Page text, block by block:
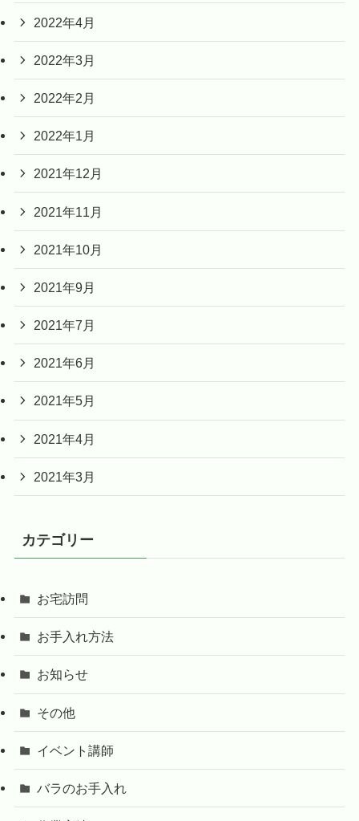
2022年4月
2022年3月
2022年2月
2022年1月
2021年12月
2021年11月
2021年10月
2021年9月
2021年7月
2021年6月
2021年5月
2021年4月
2021年3月
カテゴリー
お宅訪問
お手入れ方法
お知らせ
その他
イベント講師
バラのお手入れ